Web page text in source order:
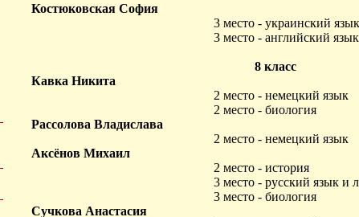
Костюковская София
3 место - украинский язык
3 место - английский язык
8 класс
Кавка Никита
2 место - немецкий язык
2 место - биология
Рассолова Владислава
2 место - немецкий язык
Аксёнов Михаил
2 место - история
3 место - русский язык и
3 место - биология
Сучкова Анастасия